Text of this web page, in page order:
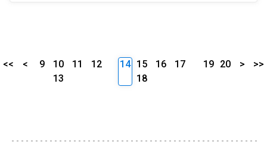
<< < 9 10 11
12
13
14 15 16
17
18
19 20 > >>